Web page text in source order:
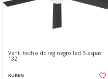
Vent. techo dc reg.negro led 5 aspas
132
KUKEN